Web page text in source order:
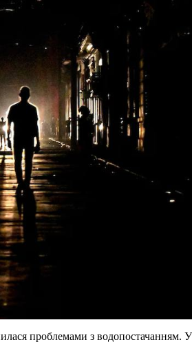
проблемами з водопостачанням.